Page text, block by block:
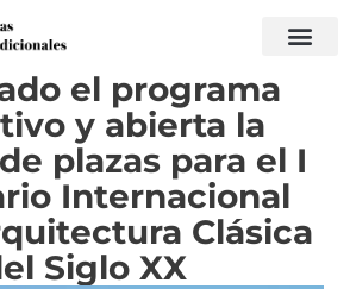
el programa
y abierta la
plazas para el I
Internacional
Clásica
Siglo XX